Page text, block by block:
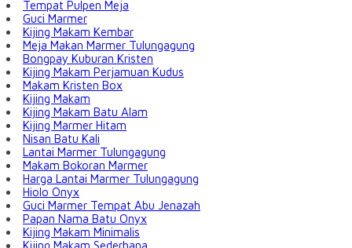
Tempat Pulpen Meja
Guci Marmer
Kijing Makam Kembar
Meja Makan Marmer Tulungagung
Bongpay Kuburan Kristen
Kijing Makam Perjamuan Kudus
Makam Kristen Box
Kijing Makam
Kijing Makam Batu Alam
Kijing Marmer Hitam
Nisan Batu Kali
Lantai Marmer Tulungagung
Makam Bokoran Marmer
Harga Lantai Marmer Tulungagung
Hiolo Onyx
Guci Marmer Tempat Abu Jenazah
Papan Nama Batu Onyx
Kijing Makam Minimalis